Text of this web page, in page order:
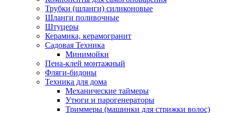
Трубки (шланги) силиконовые
Шланги поливочные
Штуцеры
Керамика, керамогранит
Садовая Техника
Минимойки
Пена-клей монтажный
Фляги-бидоны
Техника для дома
Механические таймеры
Утюги и парогенераторы
Триммеры (машинки для стрижки волос)